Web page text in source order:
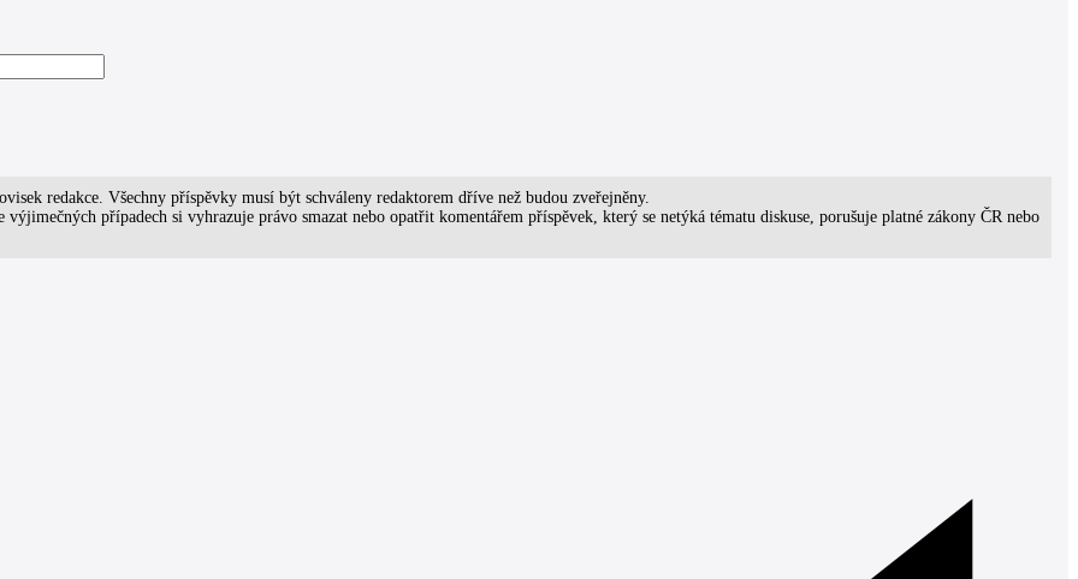
redakce. Všechny příspěvky musí být schváleny redaktorem dříve než budou zveřejněny.
případech si vyhrazuje právo smazat nebo opatřit komentářem příspěvek, který se netýká tématu diskuse, porušuje platné zákony ČR nebo